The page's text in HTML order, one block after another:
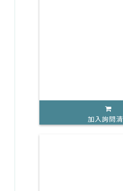
加入詢問